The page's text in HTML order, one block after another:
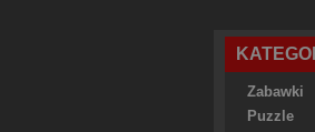
Zabawki
Puzzle